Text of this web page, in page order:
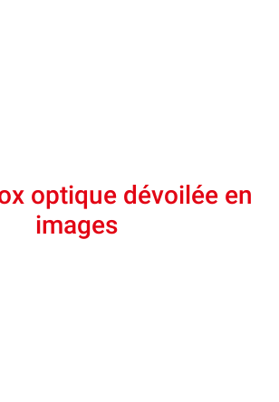
optique dévoilée en
images